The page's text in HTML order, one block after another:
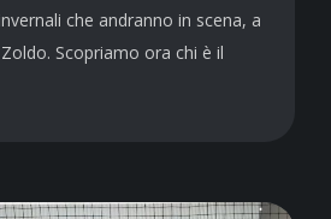
che andranno in scena, a
Scopriamo ora chi è il